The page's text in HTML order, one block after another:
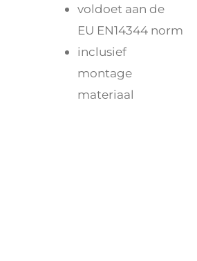
voldoet aan de
EU EN14344 norm
inclusief
montage
materiaal